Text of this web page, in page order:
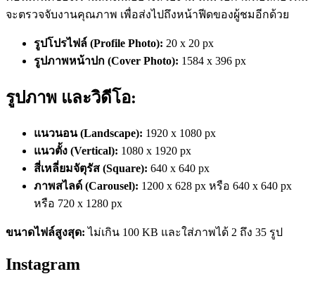
จะตรวจจับงานคุณภาพ เพื่อส่งไปถึงหน้าฟีดของผู้ชมอีกด้วย
รูปโปรไฟล์ (Profile Photo): 20 x 20 px
รูปภาพหน้าปก (Cover Photo): 1584 x 396 px
รูปภาพ และวิดีโอ:
แนวนอน (Landscape): 1920 x 1080 px
แนวตั้ง (Vertical): 1080 x 1920 px
สี่เหลี่ยมจัตุรัส (Square): 640 x 640 px
ภาพสไลด์ (Carousel): 1200 x 628 px หรือ 640 x 640 px
หรือ 720 x 1280 px
ขนาดไฟล์สูงสุด: ไม่เกิน 100 KB และใส่ภาพได้ 2 ถึง 35 รูป
Instagram